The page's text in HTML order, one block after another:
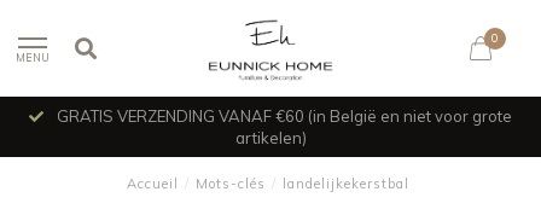
MENU
0
GRATIS VERZENDING VANAF €60 (in België en niet voor grote
artikelen)
Accueil / Mots-clés / landelijkekerstbal